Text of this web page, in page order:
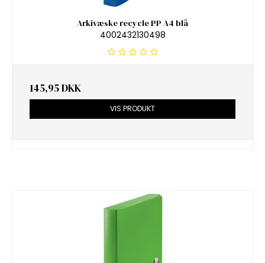
Arkivæske recycle PP A4 blå
4002432130498
145,95 DKK
VIS PRODUKT